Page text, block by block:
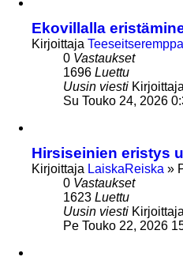
Ekovillalla
Kirjoittaja Teeseitseremppa
0 Vastaukset
1696 Luettu
Uusin viesti Kirjoittaja
Su Touko 24, 2026
Hirsiseinien eristys
Kirjoittaja LaiskaReiska »
0 Vastaukset
1623 Luettu
Uusin viesti Kirjoittaja
Pe Touko 22, 2026